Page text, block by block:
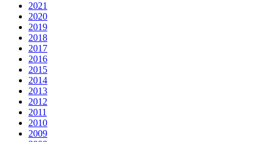
2021
2020
2019
2018
2017
2016
2015
2014
2013
2012
2011
2010
2009